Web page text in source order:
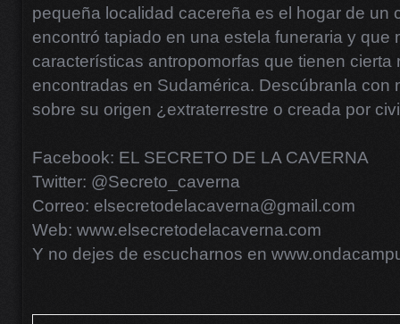
pequeña localidad cacereña es el hogar de un
encontró tapiado en una estela funeraria y que
características antropomorfas que tienen cierta
encontradas en Sudamérica. Descúbranla con
sobre su origen ¿extraterrestre o creada por
Facebook: EL SECRETO DE LA CAVERNA
Twitter: @Secreto_caverna
Correo: elsecretodelacaverna@gmail.com
Web: www.elsecretodelacaverna.com
Y no dejes de escucharnos en